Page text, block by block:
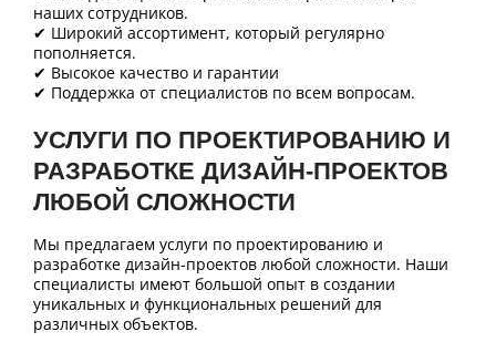
наших сотрудников.
✔ Широкий ассортимент, который регулярно
пополняется.
✔ Высокое качество и гарантии
✔ Поддержка от специалистов по всем вопросам.
УСЛУГИ ПО ПРОЕКТИРОВАНИЮ И
РАЗРАБОТКЕ ДИЗАЙН-ПРОЕКТОВ
ЛЮБОЙ СЛОЖНОСТИ
Мы предлагаем услуги по проектированию и
разработке дизайн-проектов любой сложности. Наши
специалисты имеют большой опыт в создании
уникальных и функциональных решений для
различных объектов.